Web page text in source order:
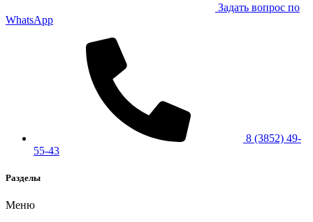
Задать вопрос по
WhatsApp
8 (3852) 49-
55-43
Разделы
Меню